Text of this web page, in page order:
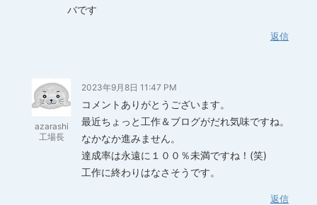
バです
返信
azarashi
工場長
2023年9月8日 11:47 PM
コメントありがとうございます。
最近ちょっと工作＆ブログがだれ気味ですね。
なかなか進みません。
達成率は永遠に１００％未満ですね！(笑)
工作に終わりはなさそうです。
返信